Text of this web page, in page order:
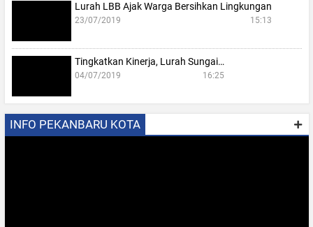
Lurah LBB Ajak Warga Bersihkan Lingkungan
23/07/2019 15:13
Tingkatkan Kinerja, Lurah Sungai…
04/07/2019 16:25
INFO PEKANBARU KOTA